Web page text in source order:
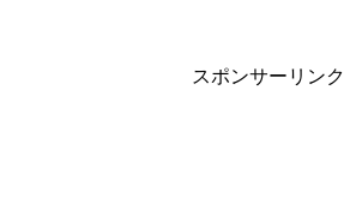
スポンサーリンク